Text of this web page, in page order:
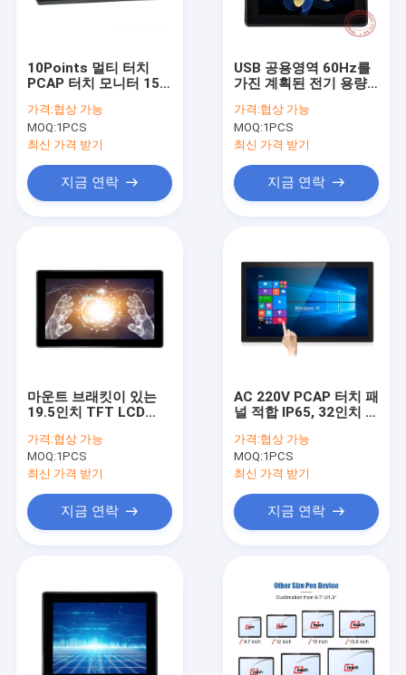
뉴스
모든 케이스
적외선 터치 모니터
아이오 터치 PC
적외선 터치 스크린
산업용 디스플레이 모니터
SAW 터치 모니터
터치 스크린 교육 보드
TFT LCD 패널
10Points 멀티 터치
PCAP 터치 모니터 15.6
가격:협상 가능
MOQ:1PCS
최신 가격 받기
지금 연락
USB 공용영역 60Hz를
가진 계획된 전기 용량
가격:협상 가능
MOQ:1PCS
최신 가격 받기
지금 연락
마운트 브래킷이 있는
19.5인치 TFT LCD
가격:협상 가능
MOQ:1PCS
최신 가격 받기
지금 연락
AC 220V PCAP 터치 패
널 적합 IP65, 32인치 예
린 모니터
가격:협상 가능
MOQ:1PCS
최신 가격 받기
지금 연락